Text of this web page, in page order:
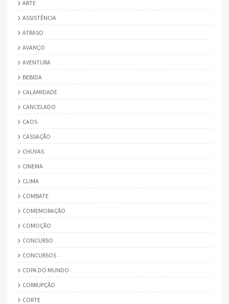
ARTE
ASSISTÊNCIA
ATRASO
AVANÇO
AVENTURA
BEBIDA
CALAMIDADE
CANCELADO
CAOS
CASSAÇÃO
CHUVAS
CINEMA
CLIMA
COMBATE
COMEMORAÇÃO
COMOÇÃO
CONCURSO
CONCURSOS
COPA DO MUNDO
CORRUPÇÃO
CORTE